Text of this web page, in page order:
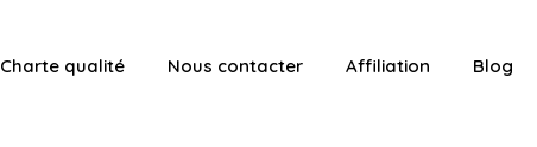
Charte qualité Nous contacter Affiliation Blog